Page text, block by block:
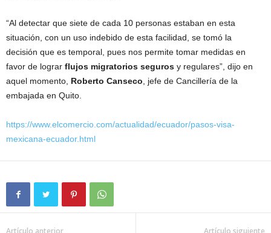
“Al detectar que siete de cada 10 personas estaban en esta
situación, con un uso indebido de esta facilidad, se tomó la
decisión que es temporal, pues nos permite tomar medidas en
favor de lograr flujos migratorios seguros y regulares”, dijo en
aquel momento, Roberto Canseco , jefe de Cancillería de la
embajada en Quito.
https://www.elcomercio.com/actualidad/ecuador/pasos-visa-
mexicana-ecuador.html
Artículo anterior Artículo siguiente